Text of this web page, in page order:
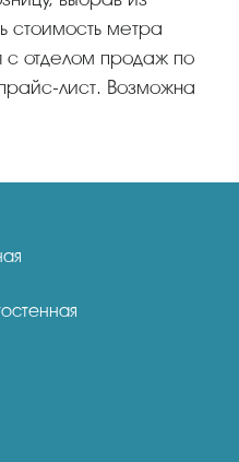
стоимость метра
с отделом продаж по
лист. Возможна